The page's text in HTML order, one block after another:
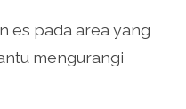
es pada area yang
mengurangi